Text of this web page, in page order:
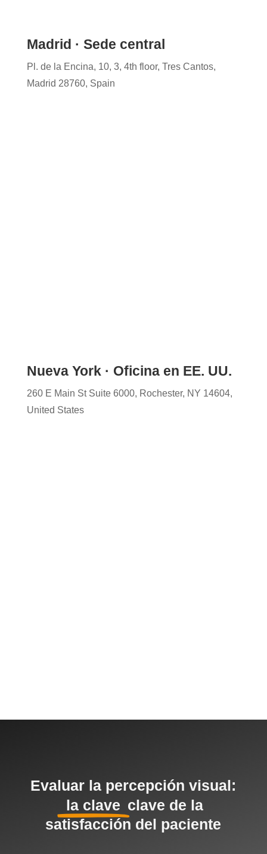
Madrid · Sede central
Pl. de la Encina, 10, 3, 4th floor, Tres Cantos,
Madrid 28760, Spain
Nueva York · Oficina en EE. UU.
260 E Main St Suite 6000, Rochester, NY 14604,
United States
Evaluar la percepción visual:
la clave clave de la
satisfacción del paciente